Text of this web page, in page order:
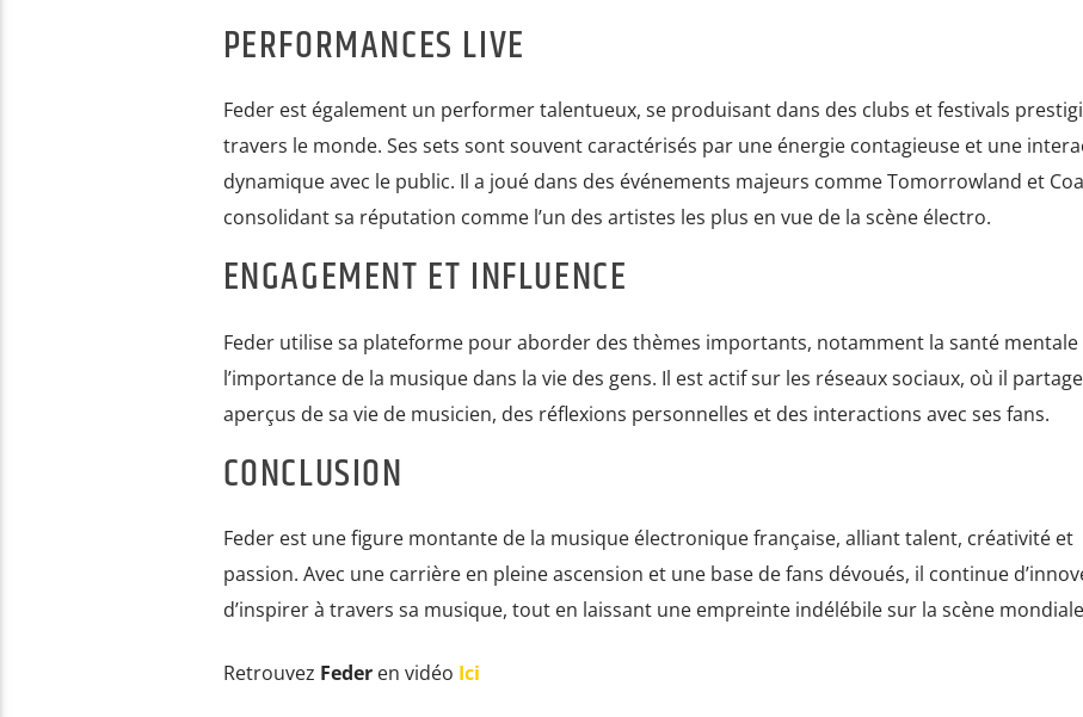
PERFORMANCES LIVE
Feder est également un performer talentueux, se produisant dans des clubs et festivals
travers le monde. Ses sets sont souvent caractérisés par une énergie contagieuse et une
dynamique avec le public. Il a joué dans des événements majeurs comme Tomorrowland et
consolidant sa réputation comme l’un des artistes les plus en vue de la scène électro.
ENGAGEMENT ET INFLUENCE
Feder utilise sa plateforme pour aborder des thèmes importants, notamment la santé mentale
l’importance de la musique dans la vie des gens. Il est actif sur les réseaux sociaux, où il
aperçus de sa vie de musicien, des réflexions personnelles et des interactions avec ses fans.
CONCLUSION
Feder est une figure montante de la musique électronique française, alliant talent, créativité et
passion. Avec une carrière en pleine ascension et une base de fans dévoués, il continue
d’inspirer à travers sa musique, tout en laissant une empreinte indélébile sur la scène
Retrouvez Federen vidéo Ici